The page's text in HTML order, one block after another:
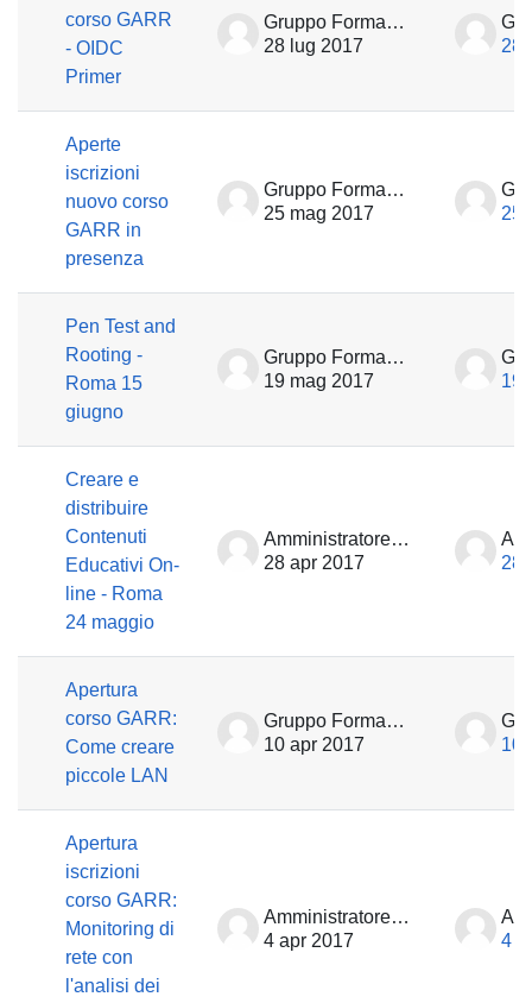
corso GARR
- OIDC
Primer
Gruppo Formazione
28 lug 2017
28
Aperte
iscrizioni
nuovo corso
GARR in
presenza
Gruppo Formazione
25 mag 2017
25
Pen Test and
Rooting -
Roma 15
giugno
Gruppo Formazione
19 mag 2017
19
Creare e
distribuire
Contenuti
Educativi On-
line - Roma
24 maggio
Amministratore Learning GARR
28 apr 2017
28
Apertura
corso GARR:
Come creare
piccole LAN
Gruppo Formazione
10 apr 2017
10
Apertura
iscrizioni
corso GARR:
Monitoring di
rete con
l'analisi dei
Amministratore Learning GARR
4 apr 2017
4